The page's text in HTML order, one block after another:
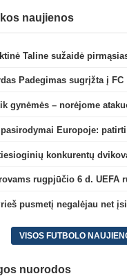
naujienos
gynėmės – norėjome
konkurentų
rugpjūčio 6 d. UEFA
VISOS FUTBOLO
nuorodos